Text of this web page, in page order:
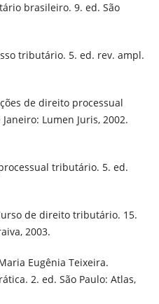
brasileiro. 9. ed. São
tributário. 5. ed. rev. ampl.
de direito processual
Lumen Juris, 2002.
tributário. 5. ed.
de direito tributário. 15.
2003.
Eugênia Teixeira.
2. ed. São Paulo: Atlas,